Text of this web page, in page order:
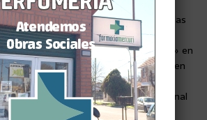
quién descubrió en el año 2015,
Hermengo un yacimiento con huellas
tigre diente de sable.
a los dinosaurios del «Pleistoceno » en
y realismo con los Gigantes en
8 de Mayo a las 21 hs por el canal